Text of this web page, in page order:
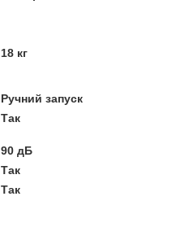
18 кг
Ручний запуск
Так
90 дБ
Так
Так